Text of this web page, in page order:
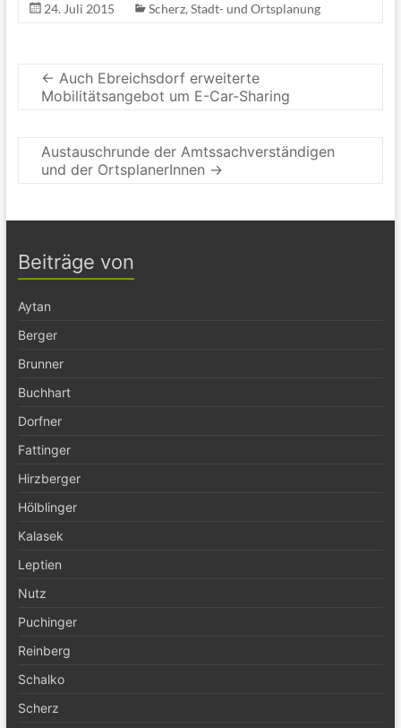
24. Juli 2015 Scherz, Stadt- und Ortsplanung
← Auch Ebreichsdorf erweiterte
Mobilitätsangebot um E-Car-Sharing
Austauschrunde der Amtssachverständigen
und der OrtsplanerInnen →
Beiträge von
Aytan
Berger
Brunner
Buchhart
Dorfner
Fattinger
Hirzberger
Hölblinger
Kalasek
Leptien
Nutz
Puchinger
Reinberg
Schalko
Scherz